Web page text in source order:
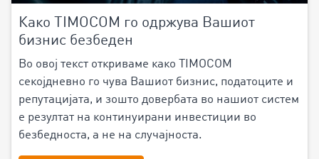
Како TIMOCOM го одржува Вашиот
бизнис безбеден
Во овој текст откриваме како TIMOCOM
секојдневно го чува Вашиот бизнис, податоците и
репутацијата, и зошто довербата во нашиот систем
е резултат на континуирани инвестиции во
безбедноста, а не на случајноста.